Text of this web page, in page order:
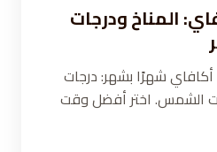
المناخ ودرجات
شهرًا بشهر: درجات
الشمس. اختر أفضل وقت